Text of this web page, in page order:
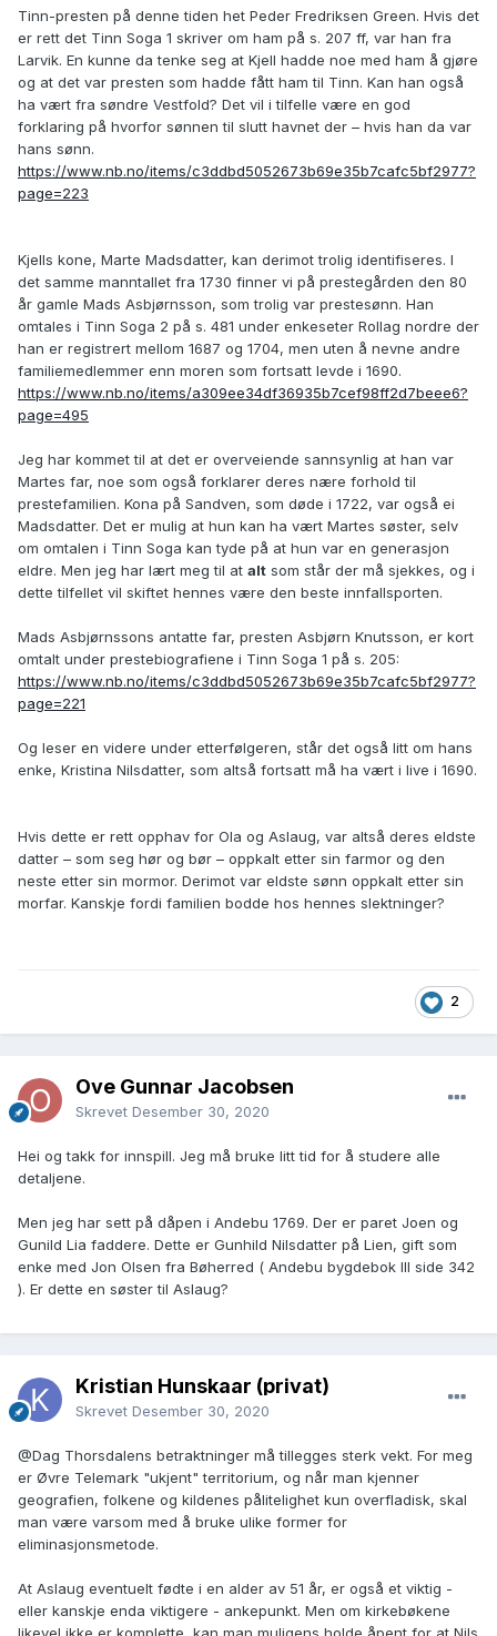
Tinn-presten på denne tiden het Peder Fredriksen Green. Hvis det
er rett det Tinn Soga 1 skriver om ham på s. 207 ff, var han fra
Larvik. En kunne da tenke seg at Kjell hadde noe med ham å gjøre
og at det var presten som hadde fått ham til Tinn. Kan han også
ha vært fra søndre Vestfold? Det vil i tilfelle være en god
forklaring på hvorfor sønnen til slutt havnet der – hvis han da var
hans sønn.
https://www.nb.no/items/c3ddbd5052673b69e35b7cafc5bf2977?
page=223
Kjells kone, Marte Madsdatter, kan derimot trolig identifiseres. I
det samme manntallet fra 1730 finner vi på prestegården den 80
år gamle Mads Asbjørnsson, som trolig var prestesønn. Han
omtales i Tinn Soga 2 på s. 481 under enkeseter Rollag nordre der
han er registrert mellom 1687 og 1704, men uten å nevne andre
familiemedlemmer enn moren som fortsatt levde i 1690.
https://www.nb.no/items/a309ee34df36935b7cef98ff2d7beee6?
page=495
Jeg har kommet til at det er overveiende sannsynlig at han var
Martes far, noe som også forklarer deres nære forhold til
prestefamilien. Kona på Sandven, som døde i 1722, var også ei
Madsdatter. Det er mulig at hun kan ha vært Martes søster, selv
om omtalen i Tinn Soga kan tyde på at hun var en generasjon
eldre. Men jeg har lært meg til at alt som står der må sjekkes, og i
dette tilfellet vil skiftet hennes være den beste innfallsporten.
Mads Asbjørnssons antatte far, presten Asbjørn Knutsson, er kort
omtalt under prestebiografiene i Tinn Soga 1 på s. 205:
https://www.nb.no/items/c3ddbd5052673b69e35b7cafc5bf2977?
page=221
Og leser en videre under etterfølgeren, står det også litt om hans
enke, Kristina Nilsdatter, som altså fortsatt må ha vært i live i 1690.
Hvis dette er rett opphav for Ola og Aslaug, var altså deres eldste
datter – som seg hør og bør – oppkalt etter sin farmor og den
neste etter sin mormor. Derimot var eldste sønn oppkalt etter sin
morfar. Kanskje fordi familien bodde hos hennes slektninger?
2
Ove Gunnar Jacobsen
Skrevet Desember 30, 2020
Hei og takk for innspill. Jeg må bruke litt tid for å studere alle
detaljene.
Men jeg har sett på dåpen i Andebu 1769. Der er paret Joen og
Gunild Lia faddere. Dette er Gunhild Nilsdatter på Lien, gift som
enke med Jon Olsen fra Bøherred ( Andebu bygdebok III side 342
). Er dette en søster til Aslaug?
Kristian Hunskaar (privat)
Skrevet Desember 30, 2020
@Dag Thorsdalens betraktninger må tillegges sterk vekt. For meg
er Øvre Telemark "ukjent" territorium, og når man kjenner
geografien, folkene og kildenes pålitelighet kun overfladisk, skal
man være varsom med å bruke ulike former for
eliminasjonsmetode.
At Aslaug eventuelt fødte i en alder av 51 år, er også et viktig -
eller kanskje enda viktigere - ankepunkt. Men om kirkebøkene